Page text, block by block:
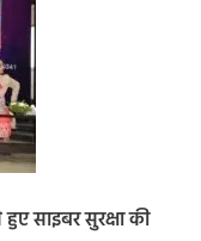
साइबर सुरक्षा की